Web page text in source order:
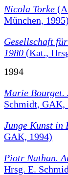
Nicola Torke
München, 1995)
Gesellschaft
1980 (Kat.,
1994
Marie Bourget.
Schmidt, GAK,
Junge Kunst in
GAK, 1994)
Piotr Nathan.
Hrsg. E.